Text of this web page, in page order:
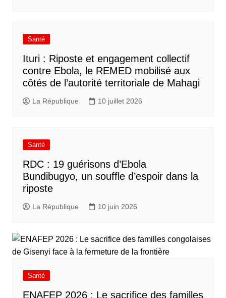
Santé
Ituri : Riposte et engagement collectif
contre Ebola, le REMED mobilisé aux
côtés de l’autorité territoriale de Mahagi
La République 10 juillet 2026
Santé
RDC : 19 guérisons d’Ebola
Bundibugyo, un souffle d’espoir dans la
riposte
La République 10 juin 2026
Santé
ENAFEP 2026 : Le sacrifice des familles